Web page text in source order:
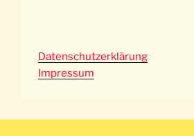
Datenschutzerklärung
Impressum